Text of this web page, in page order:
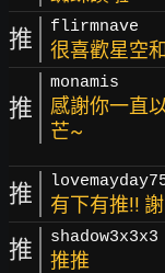
推 flirmnave
很喜歡星空
推
monamis
感謝你一直
芒~
推 有下有推!!
推 shadow3x3x3
推推